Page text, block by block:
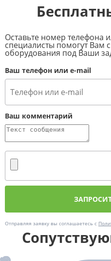
Оставьте номер телефона
специалисты помогут Вам
оборудования под Ваши
Ваш телефон или e-mail
Ваш комментарий
Отправляя заявку вы соглашаетесь с